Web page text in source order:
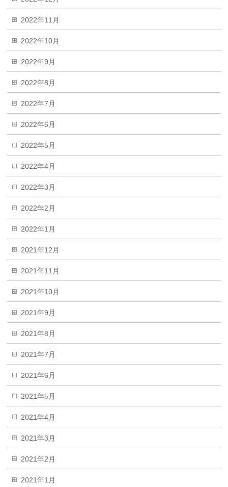
2022年11月
2022年10月
2022年9月
2022年8月
2022年7月
2022年6月
2022年5月
2022年4月
2022年3月
2022年2月
2022年1月
2021年12月
2021年11月
2021年10月
2021年9月
2021年8月
2021年7月
2021年6月
2021年5月
2021年4月
2021年3月
2021年2月
2021年1月